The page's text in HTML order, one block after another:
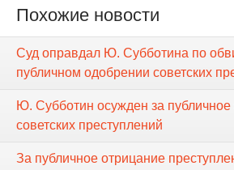
Похожие новости
Суд оправдал Ю. Субботина по
публичном одобрении советских
Ю. Субботин осужден за
советских преступлений
За публичное отрицание